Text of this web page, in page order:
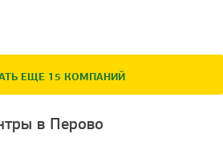
ЕЩЕ 15 КОМПАНИЙ
в Перово